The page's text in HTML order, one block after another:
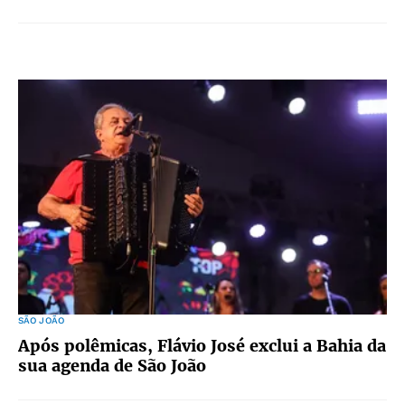
SÃO JOÃO
Após polêmicas, Flávio José exclui a Bahia da
sua agenda de São João